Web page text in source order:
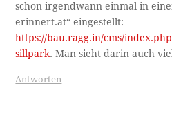
schon irgendwann einmal in
erinnert.at“ eingestellt:
https://bau.ragg.in/cms/
sillpark. Man sieht darin auch
Antworten